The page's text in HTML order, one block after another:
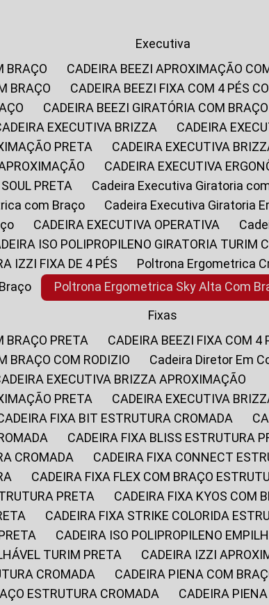
Executiva
BRAÇO
CADEIRA BEEZI APROXIMAÇÃO
BRAÇO
CADEIRA BEEZI FIXA COM 4 PÉS
CADEIRA BEEZI GIRATÓRIA COM BRAÇO
CADEIRA EXECUTIVA BRIZZA
CADEIRA
PRETA
CADEIRA EXECUTIVA
CADEIRA EXECUTIVA
PRETA
Cadeira Executiva Giratoria
com Braço
Cadeira Executiva Giratoria
CADEIRA EXECUTIVA OPERATIVA
ISO POLIPROPILENO GIRATORIA TURIM
IZZI FIXA DE 4 PÉS
Poltrona Ergometrica
Poltrona Ergometrica Sky Alta Com
Fixas
BRAÇO PRETA
CADEIRA BEEZI FIXA COM 4
BRAÇO COM RODIZIO
Cadeira Diretor Em
CADEIRA EXECUTIVA BRIZZA APROXIMAÇÃO
PRETA
CADEIRA EXECUTIVA
CADEIRA FIXA BIT ESTRUTURA CROMADA
CADEIRA FIXA BLISS ESTRUTURA
CROMADA
CADEIRA FIXA CONNECT
CADEIRA FIXA FLEX COM BRAÇO
PRETA
CADEIRA FIXA KYOS COM
CADEIRA FIXA STRIKE COLORIDA
CADEIRA ISO POLIPROPILENO
TURIM PRETA
CADEIRA IZZI
CROMADA
CADEIRA PIENA COM
ESTRUTURA CROMADA
CADEIRA